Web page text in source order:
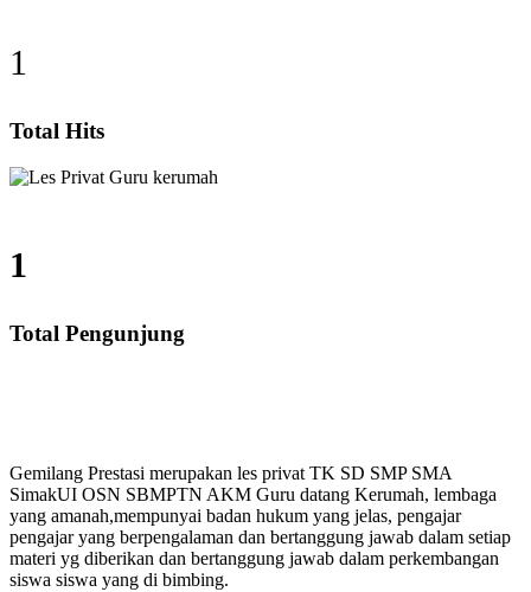
1
Total Hits
1
Total Pengunjung
Gemilang Prestasi merupakan les privat TK SD SMP SMA
SimakUI OSN SBMPTN AKM Guru datang Kerumah, lembaga
yang amanah,mempunyai badan hukum yang jelas, pengajar
pengajar yang berpengalaman dan bertanggung jawab dalam setiap
materi yg diberikan dan bertanggung jawab dalam perkembangan
siswa siswa yang di bimbing.